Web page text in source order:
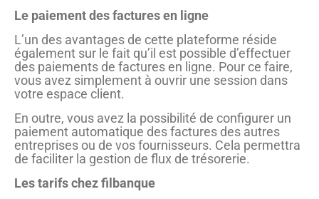
Le paiement des factures en ligne
L’un des avantages de cette plateforme réside
également sur le fait qu’il est possible d’effectuer
des paiements de factures en ligne. Pour ce faire,
vous avez simplement à ouvrir une session dans
votre espace client.
En outre, vous avez la possibilité de configurer un
paiement automatique des factures des autres
entreprises ou de vos fournisseurs. Cela permettra
de faciliter la gestion de flux de trésorerie.
Les tarifs chez filbanque